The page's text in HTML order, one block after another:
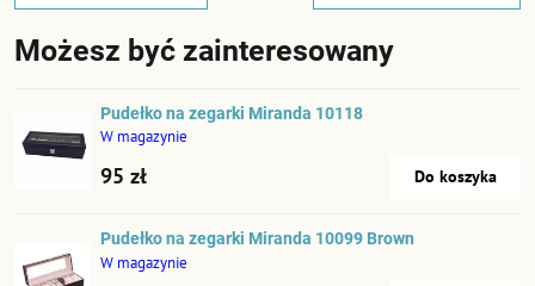
Możesz być zainteresowany
Pudełko na zegarki Miranda 10118
W magazynie
95 zł Do koszyka
Pudełko na zegarki Miranda 10099 Brown
W magazynie